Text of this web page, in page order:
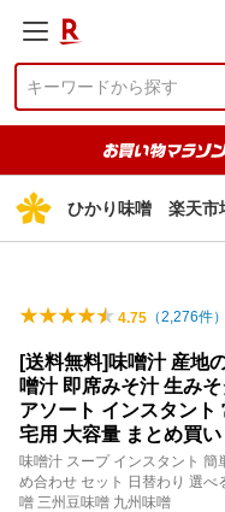
ひかり味噌 楽天市
4.75 （2,276件）
[送料無料]味噌汁 産地
噌汁 即席みそ汁 生み
アソート インスタント
宅用 大容量 まとめ買
味噌汁 スープ インスタント 簡
め合わせ セット 日替わり 選べ
噌 三州豆味噌 九州味噌